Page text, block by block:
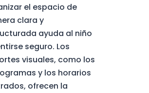
el espacio de
clara y
ayuda al niño
seguro. Los
visuales, como los
y los horarios
ofrecen la